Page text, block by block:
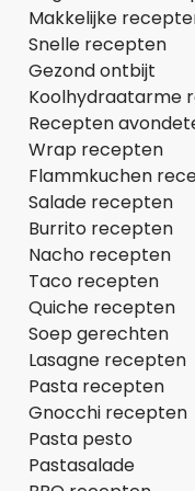
Makkelijke
Snelle recepten
Gezond ontbijt
Koolhydraatarme
Recepten
Wrap recepten
Flammkuchen
Salade recepten
Burrito recepten
Nacho recepten
Taco recepten
Quiche recepten
Soep gerechten
Lasagne recepten
Pasta recepten
Gnocchi recepten
Pasta pesto
Pastasalade